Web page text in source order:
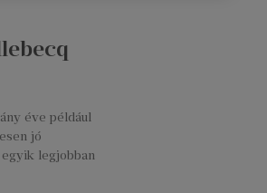
éve például
jó
legjobban